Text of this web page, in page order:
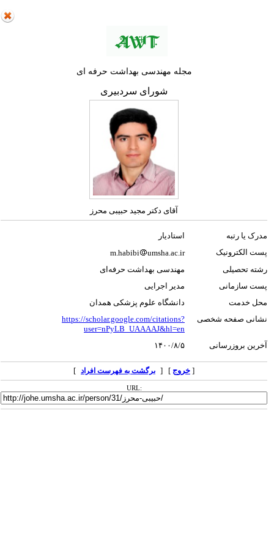
مجله مهندسی بهداشت حرفه ای
شورای سردبیری
آقای دکتر مجید حبیبی محرز
مدرک یا رتبه
استادیار
پست الکترونیک
m.habibi
umsha.ac.ir
رشته تحصیلی
مهندسی بهداشت حرفه‌ای
پست سازمانی
مدیر اجرایی
محل خدمت
دانشگاه علوم پزشکی همدان
نشانی صفحه شخصی
https://scholar.google.com/citations?
user=nPyLB_UAAAAJ&hl=en
آخرین بروزرسانی
۱۴۰۰/۸/۵
خروج] [ برگشت به فهرست افراد ]
URL: